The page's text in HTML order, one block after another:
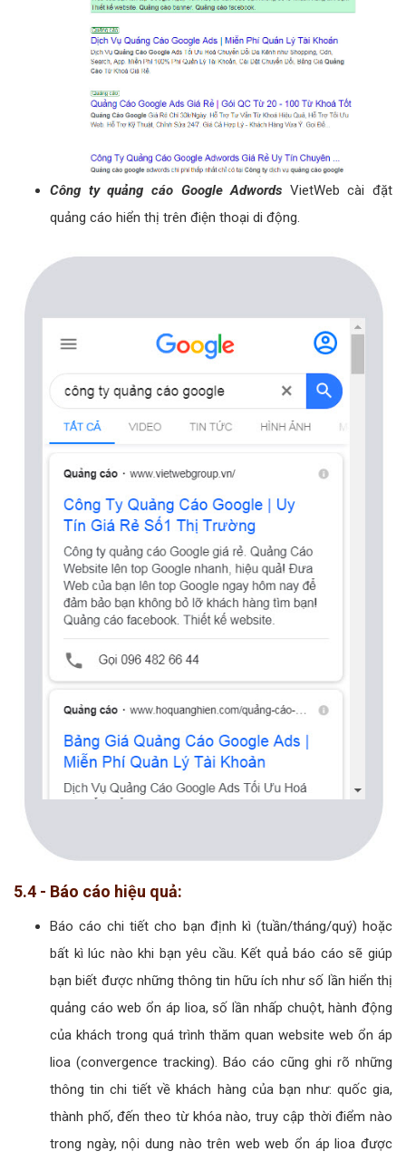
Công ty quảng cáo Google Adwords VietWeb cài đặt
quảng cáo hiển thị trên điện thoại di động.
5.4 - Báo cáo hiệu quả:
Báo cáo chi tiết cho bạn định kì (tuần/tháng/quý) hoặc
bất kì lúc nào khi bạn yêu cầu. Kết quả báo cáo sẽ giúp
bạn biết được những thông tin hữu ích như số lần hiển thị
quảng cáo web ổn áp lioa, số lần nhấp chuột, hành động
của khách trong quá trình thăm quan website web ổn áp
lioa (convergence tracking). Báo cáo cũng ghi rõ những
thông tin chi tiết về khách hàng của bạn như: quốc gia,
thành phố, đến theo từ khóa nào, truy cập thời điểm nào
trong ngày, nội dung nào trên web web ổn áp lioa được